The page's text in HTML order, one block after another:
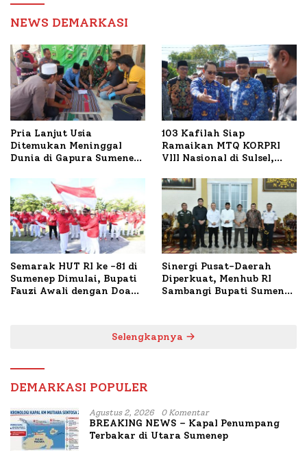
NEWS DEMARKASI
Pria Lanjut Usia
Ditemukan Meninggal
Dunia di Gapura Sumenep,
103 Kafilah Siap
Ramaikan MTQ KORPRI
VIII Nasional di Sulsel,
Semarak HUT RI ke -81 di
Sumenep Dimulai, Bupati
Fauzi Awali dengan Doa
Sinergi Pusat-Daerah
Diperkuat, Menhub RI
Sambangi Bupati Sumenep
Selengkapnya
DEMARKASI POPULER
Agustus 2, 2026 0 Komentar
BREAKING NEWS – Kapal Penumpang
Terbakar di Utara Sumenep